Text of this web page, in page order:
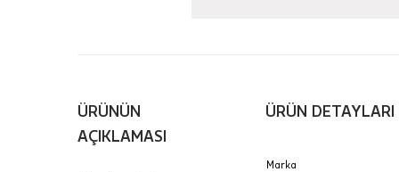
ÜRÜNÜN
AÇIKLAMASI
ÜRÜN DETAYLARI
Marka
Sertifika
JTR |